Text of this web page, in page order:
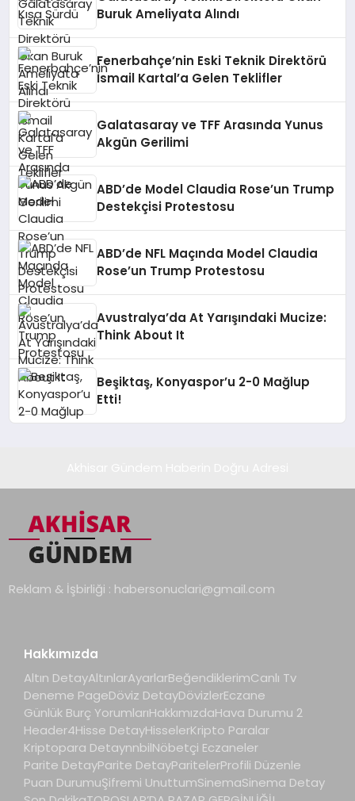
Buruk Ameliyata Alındı
Fenerbahçe’nin Eski Teknik Direktörü
İsmail Kartal’a Gelen Teklifler
Galatasaray ve TFF Arasında Yunus
Akgün Gerilimi
ABD’de Model Claudia Rose’un Trump
Destekçisi Protestosu
ABD’de NFL Maçında Model Claudia
Rose’un Trump Protestosu
Avustralya’da At Yarışındaki Mucize:
Think About It
Beşiktaş, Konyaspor’u 2-0 Mağlup
Etti!
Reklam & İşbirliği : habersonuclari@gmail.com
Hakkımızda
Altın DetayAltınlarAyarlarBeğendiklerimCanlı Tv
Deneme PageDöviz DetayDövizlerEczane
Günlük Burç YorumlarıHakkımızdaHava Durumu 2
Header4Hisse DetayHisselerKripto Paralar
Kriptopara DetaynnbilNöbetçi Eczaneler
Parite DetayParite DetayParitelerProfili Düzenle
Puan DurumuŞifremi UnuttumSinemaSinema Detay